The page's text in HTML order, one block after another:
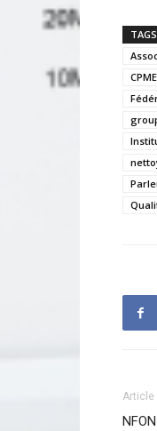
TAGS
CPME
Article